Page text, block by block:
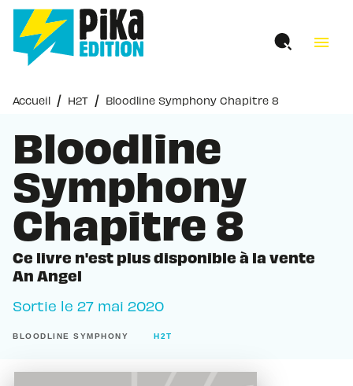
MENU RECHERCHE
PIED DE PAGE
menu
Accueil / H2T / Bloodline Symphony Chapitre 8
Bloodline
Symphony
Chapitre 8
Ce livre n'est plus disponible à la vente
An Angel
Sortie le 27 mai 2020
BLOODLINE SYMPHONY H2T